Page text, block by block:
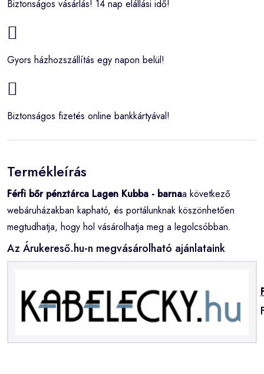
Biztonságos vásárlás! 14 nap elállási idő!
Gyors házhozszállítás egy napon belül!
Biztonságos fizetés online bankkártyával!
Termékleírás
Férfi bőr pénztárca Lagen Kubba - barnaa következő
webáruházakban kapható, és portálunknak köszönhetően
megtudhatja, hogy hol vásárolhatja meg a legolcsóbban.
Az Árukereső.hu-n megvásárolható ajánlataink